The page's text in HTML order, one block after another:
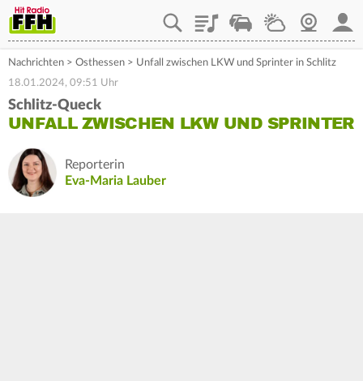
PlaylistStaupilotWetterWebcam
Nachrichten > Osthessen > Unfall zwischen LKW und Sprinter in Schlitz
18.01.2024, 09:51 Uhr
Schlitz-Queck
UNFALL ZWISCHEN LKW UND SPRINTER
Reporterin
Eva-Maria Lauber